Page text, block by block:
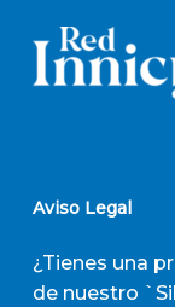
Aviso Legal
¿Tienes una
de nuestro